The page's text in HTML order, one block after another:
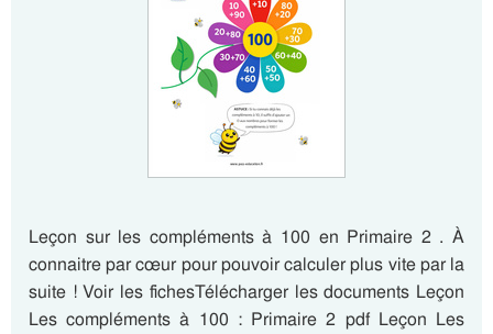
Leçon sur les compléments à 100 en Primaire 2 . À
connaitre par cœur pour pouvoir calculer plus vite par la
suite ! Voir les fichesTélécharger les documents Leçon
Les compléments à 100 : Primaire 2 pdf Leçon Les